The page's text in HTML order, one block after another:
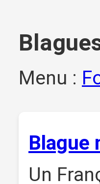
Menu :
Blague
Un